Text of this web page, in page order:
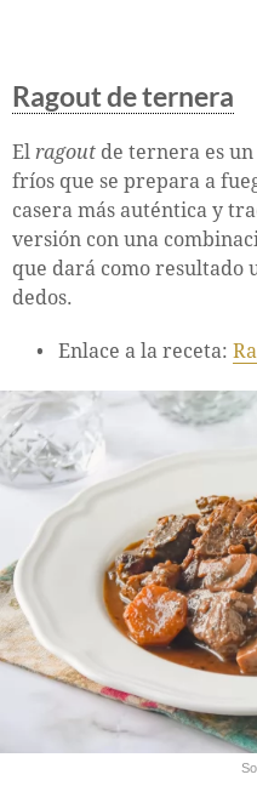
Ragout de ternera
El ragout de ternera es
fríos que se prepara a
casera más auténtica y
versión con una
que dará como resultado
dedos.
Enlace a la receta: